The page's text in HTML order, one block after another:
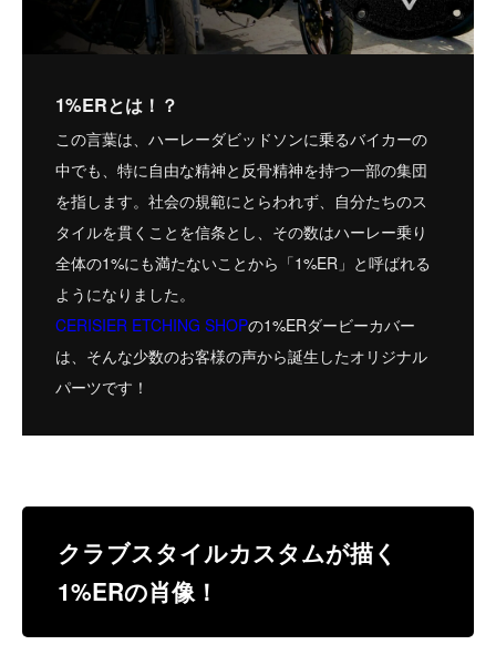
1%ERとは！？
この言葉は、ハーレーダビッドソンに乗るバイカーの
中でも、特に自由な精神と反骨精神を持つ一部の集団
を指します。社会の規範にとらわれず、自分たちのス
タイルを貫くことを信条とし、その数はハーレー乗り
全体の1%にも満たないことから「1%ER」と呼ばれる
ようになりました。
CERISIER ETCHING SHOPの1%ERダービーカバー
は、そんな少数のお客様の声から誕生したオリジナル
パーツです！
クラブスタイルカスタムが描く
1%ERの肖像！